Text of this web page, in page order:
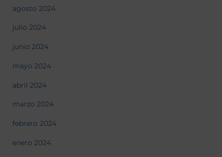
agosto 2024
julio 2024
junio 2024
mayo 2024
abril 2024
marzo 2024
febrero 2024
enero 2024